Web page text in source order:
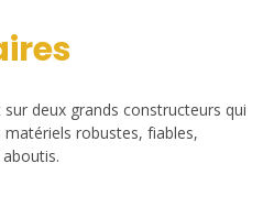
sur deux grands constructeurs qui
robustes, fiables,